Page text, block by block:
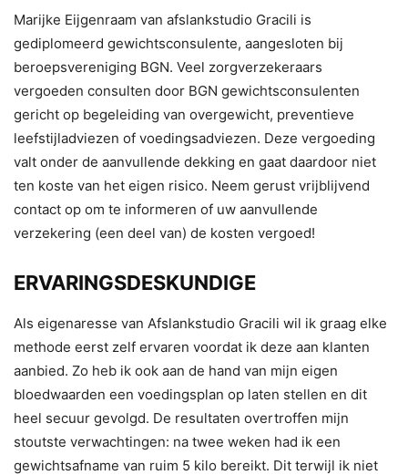
Marijke Eijgenraam van afslankstudio Gracili is
gediplomeerd gewichtsconsulente, aangesloten bij
beroepsvereniging BGN. Veel zorgverzekeraars
vergoeden consulten door BGN gewichtsconsulenten
gericht op begeleiding van overgewicht, preventieve
leefstijladviezen of voedingsadviezen. Deze vergoeding
valt onder de aanvullende dekking en gaat daardoor niet
ten koste van het eigen risico. Neem gerust vrijblijvend
contact op om te informeren of uw aanvullende
verzekering (een deel van) de kosten vergoed!
ERVARINGSDESKUNDIGE
Als eigenaresse van Afslankstudio Gracili wil ik graag elke
methode eerst zelf ervaren voordat ik deze aan klanten
aanbied. Zo heb ik ook aan de hand van mijn eigen
bloedwaarden een voedingsplan op laten stellen en dit
heel secuur gevolgd. De resultaten overtroffen mijn
stoutste verwachtingen: na twee weken had ik een
gewichtsafname van ruim 5 kilo bereikt. Dit terwijl ik niet